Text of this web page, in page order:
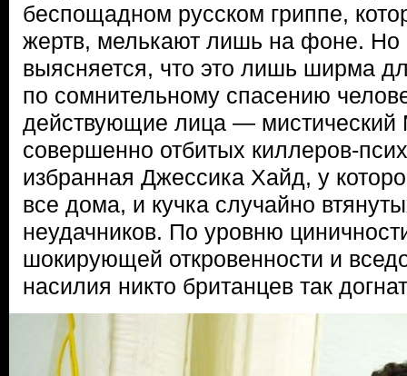
беспощадном русском гриппе,
жертв, мелькают лишь на фоне. Но
выясняется, что это лишь ширма
по сомнительному спасению
действующие лица — мистический
совершенно отбитых киллеров-
избранная Джессика Хайд, у
все дома, и кучка случайно
неудачников. По уровню
шокирующей откровенности и
насилия никто британцев так